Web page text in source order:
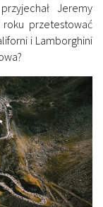
Jeremy
przetestować
i Lamborghini